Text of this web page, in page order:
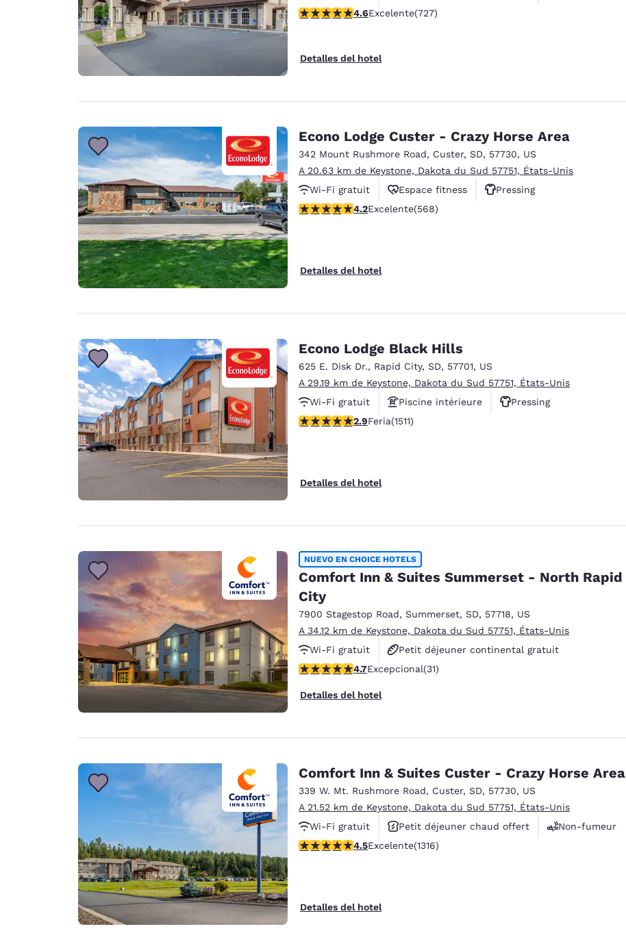
calificación de 4.56 estrellas. Excelente. 727 reseñas
4.6Excelente(727)
Detalles del hotel
Econo Lodge Custer - Crazy Horse Area
342 Mount Rushmore Road, Custer, SD, 57730, US
A 20.63 km de Keystone, Dakota du Sud 57751, États-Unis
Wi-Fi gratuit
Espace fitness
Pressing
calificación de 4.24 estrellas. Excelente. 568 reseñas
4.2Excelente(568)
Detalles del hotel
Econo Lodge Black Hills
625 E. Disk Dr., Rapid City, SD, 57701, US
A 29.19 km de Keystone, Dakota du Sud 57751, États-Unis
Wi-Fi gratuit
Piscine intérieure
Pressing
calificación de 2.92 estrellas. Feria. 1511 reseñas
2.9Feria(1511)
Detalles del hotel
NUEVO EN CHOICE HOTELS
Comfort Inn & Suites Summerset - North Rapid
City
7900 Stagestop Road, Summerset, SD, 57718, US
A 34.12 km de Keystone, Dakota du Sud 57751, États-Unis
Wi-Fi gratuit
Petit déjeuner continental gratuit
Petit déjeuner chaud offert
calificación de 4.74 estrellas. Excepcional. 31 reseñas
4.7Excepcional(31)
Detalles del hotel
Comfort Inn & Suites Custer - Crazy Horse Area
339 W. Mt. Rushmore Road, Custer, SD, 57730, US
A 21.52 km de Keystone, Dakota du Sud 57751, États-Unis
Wi-Fi gratuit
Petit déjeuner chaud offert
Non-fumeur
calificación de 4.49 estrellas. Excelente. 1316 reseñas
4.5Excelente(1316)
Detalles del hotel